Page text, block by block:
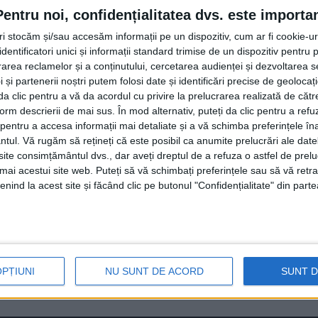
noi, confidențialitatea dvs. este
stocăm și/sau accesăm informații pe un dispozitiv, cum ar fi cookie-
unici și informații standard trimise de un dispozitiv pentru
reclamelor și a conținutului, cercetarea audienței și dezvoltarea
și partenerii noștri putem folosi date și identificări precise de
clic pentru a vă da acordul cu privire la prelucrarea realizată de
descrierii de mai sus. În mod alternativ, puteți da clic pentru a
a accesa informații mai detaliate și a vă schimba preferințele
Vă rugăm să rețineți că este posibil ca anumite prelucrări ale
consimțământul dvs., dar aveți dreptul de a refuza o astfel de
acestui site web. Puteți să vă schimbați preferințele sau să vă
la acest site și făcând clic pe butonul "Confidențialitate" din
NU SUNT DE ACORD SUNT
i s-a acordat distincția de vrednicie <Ordinul
pentru că „se străduiește în slujirea semenilor în
Distincția i-a fost înmînată primarului de
va fi strămutată biserica veche din lemn <Sf.
noul lăcaș de cult de zid mare al părintelui pompier
Sucevei și Rădăuților pentru construirea
Gheorghe Fron